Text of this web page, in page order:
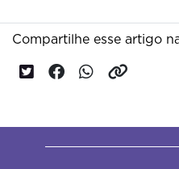
Compartilhe esse artigo